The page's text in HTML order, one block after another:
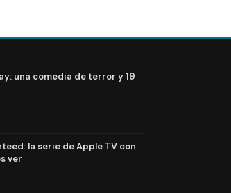
una comedia de terror y 19
la serie de Apple TV con
ver